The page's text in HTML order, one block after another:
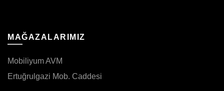
MAĞAZALARIMIZ
Mobiliyum AVM
Ertuğrulgazi Mob. Caddesi